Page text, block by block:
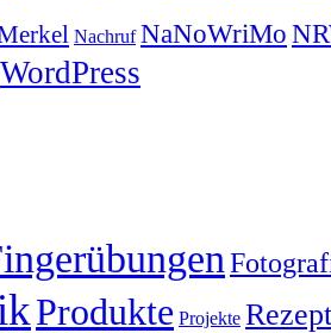
Nachruf NaNoWriMo
WordPress
Produkte Projekte